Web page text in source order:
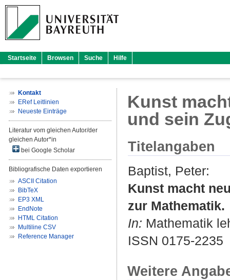
Startseite Browsen Suche Hilfe
Kontakt
ERef Leitlinien
Neueste Einträge
Literatur vom gleichen Autor/der
gleichen Autor*in
bei Google Scholar
Bibliografische Daten exportieren
ASCII Citation
BibTeX
EP3 XML
EndNote
HTML Citation
Multiline CSV
Reference Manager
Kunst
und sein
Titelangaben
Baptist, Peter:
Kunst macht
zur Mathematik.
In: Mathematik
ISSN 0175-2235
Weitere